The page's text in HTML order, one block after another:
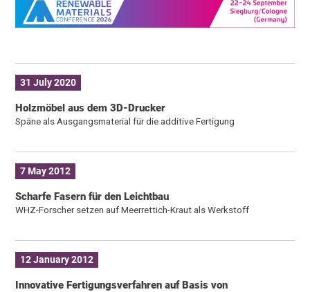
31 July 2020
Holzmöbel aus dem 3D-Drucker
Späne als Ausgangsmaterial für die additive Fertigung
7 May 2012
Scharfe Fasern für den Leichtbau
WHZ-Forscher setzen auf Meerrettich-Kraut als Werkstoff
12 January 2012
Innovative Fertigungsverfahren auf Basis von